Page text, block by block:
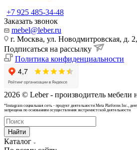
+7 925 485-34-48
Заказать звонок
mebel@leber.ru
г. Москва, ул. Новодмитровская, д.
Подписаться на рассылку
Политика конфиденциальности
2026 © Leber - производитель мебели
*Instagram cоциальная сеть - продукт деятельности Meta Platforms Inc.,
запрещена по основаниям осуществления экстремистской деятельности
Найти
Каталог